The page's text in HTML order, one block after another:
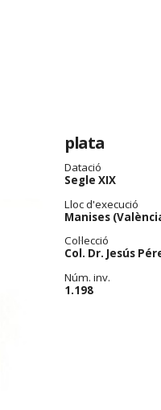
plata
Datació
Segle XIX
Lloc d'execució
Manises
Col·lecció
Col. Dr. Jesús
Núm. inv.
1.198